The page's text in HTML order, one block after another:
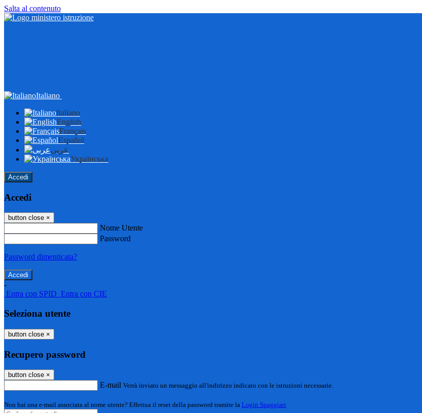
Salta al contenuto
Italiano
Italiano
English
Français
Español
عربى
Українська
Accedi
Accedi
button close ×
Nome Utente
Password
Password dimenticata?
-
Entra con SPID Entra con CIE
Seleziona utente
button close ×
Recupero password
button close ×
E-mail Verrà inviato un messaggio all'indirizzo indicato con le istruzioni necessarie.
Non hai una e-mail associata al nome utente? Effettua il reset della password tramite la Login Spaggiari